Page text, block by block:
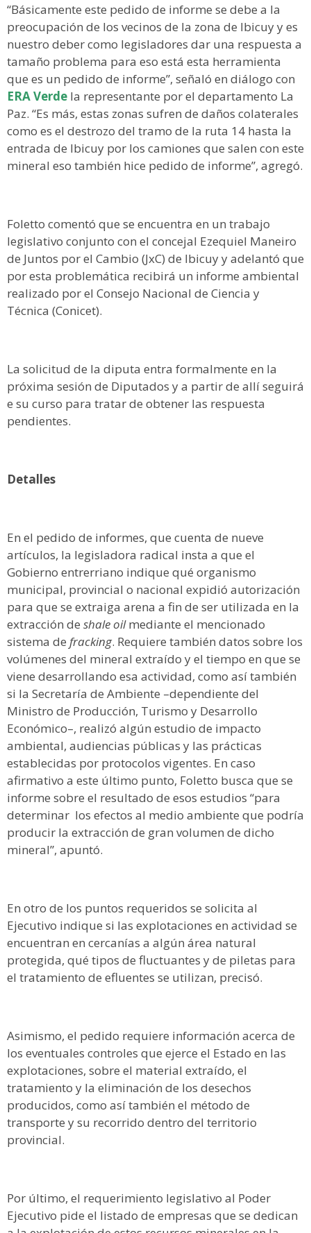
“Básicamente este pedido de informe se debe a la
preocupación de los vecinos de la zona de Ibicuy y es
nuestro deber como legisladores dar una respuesta a
tamaño problema para eso está esta herramienta
que es un pedido de informe”, señaló en diálogo con
ERA Verde la representante por el departamento La
Paz. “Es más, estas zonas sufren de daños colaterales
como es el destrozo del tramo de la ruta 14 hasta la
entrada de Ibicuy por los camiones que salen con este
mineral eso también hice pedido de informe”, agregó.
Foletto comentó que se encuentra en un trabajo
legislativo conjunto con el concejal Ezequiel Maneiro
de Juntos por el Cambio (JxC) de Ibicuy y adelantó que
por esta problemática recibirá un informe ambiental
realizado por el Consejo Nacional de Ciencia y
Técnica (Conicet).
La solicitud de la diputa entra formalmente en la
próxima sesión de Diputados y a partir de allí seguirá
e su curso para tratar de obtener las respuesta
pendientes.
Detalles
En el pedido de informes, que cuenta de nueve
artículos, la legisladora radical insta a que el
Gobierno entrerriano indique qué organismo
municipal, provincial o nacional expidió autorización
para que se extraiga arena a fin de ser utilizada en la
extracción de shale oilmediante el mencionado
sistema de fracking. Requiere también datos sobre los
volúmenes del mineral extraído y el tiempo en que se
viene desarrollando esa actividad, como así también
si la Secretaría de Ambiente –dependiente del
Ministro de Producción, Turismo y Desarrollo
Económico–, realizó algún estudio de impacto
ambiental, audiencias públicas y las prácticas
establecidas por protocolos vigentes. En caso
afirmativo a este último punto, Foletto busca que se
informe sobre el resultado de esos estudios “para
determinar los efectos al medio ambiente que podría
producir la extracción de gran volumen de dicho
mineral”, apuntó.
En otro de los puntos requeridos se solicita al
Ejecutivo indique si las explotaciones en actividad se
encuentran en cercanías a algún área natural
protegida, qué tipos de fluctuantes y de piletas para
el tratamiento de efluentes se utilizan, precisó.
Asimismo, el pedido requiere información acerca de
los eventuales controles que ejerce el Estado en las
explotaciones, sobre el material extraído, el
tratamiento y la eliminación de los desechos
producidos, como así también el método de
transporte y su recorrido dentro del territorio
provincial.
Por último, el requerimiento legislativo al Poder
Ejecutivo pide el listado de empresas que se dedican